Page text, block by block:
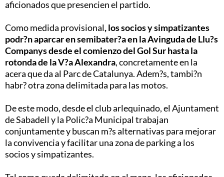
aficionados que presencien el partido.
Como medida provisional, los socios y simpatizantes
podr?n aparcar en semibater?a en la Avinguda de Llu?s
Companys desde el comienzo del Gol Sur hasta la
rotonda de la V?a Alexandra, concretamente en la
acera que da al Parc de Catalunya. Adem?s, tambi?n
habr? otra zona delimitada para las motos.
De este modo, desde el club arlequinado, el Ajuntament
de Sabadell y la Polic?a Municipal trabajan
conjuntamente y buscan m?s alternativas para mejorar
la convivencia y facilitar una zona de parking a los
socios y simpatizantes.